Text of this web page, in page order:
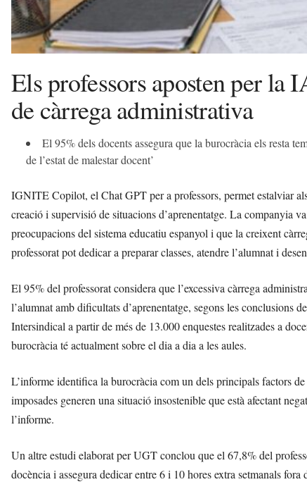
Els professors aposten per la
de càrrega administrativa
El 95% dels docents assegura que la burocràcia els resta
de l’estat de malestar docent’
IGNITE Copilot, el Chat GPT per a professors, permet estalviar
creació i supervisió de situacions d’aprenentatge. La companyia
preocupacions del sistema educatiu espanyol i que la creixent
professorat pot dedicar a preparar classes, atendre l’alumnat i
El 95% del professorat considera que l’excessiva càrrega
l’alumnat amb dificultats d’aprenentatge, segons les conclusions
Intersindical a partir de més de 13.000 enquestes realitzades a
burocràcia té actualment sobre el dia a dia a les aules.
L’informe identifica la burocràcia com un dels principals factors
imposades generen una situació insostenible que està afectant
l’informe.
Un altre estudi elaborat per UGT conclou que el 67,8% del
docència i assegura dedicar entre 6 i 10 hores extra setmanals